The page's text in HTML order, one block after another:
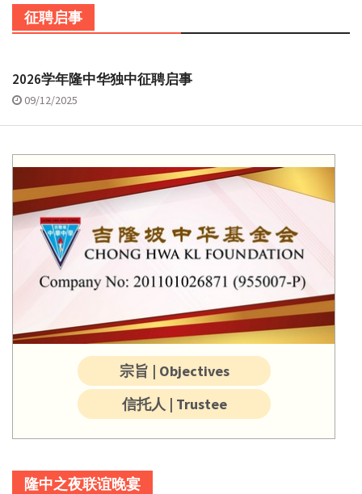
征聘启事
2026学年隆中华独中征聘启事
09/12/2025
宗旨 | Objectives
信托人 | Trustee
隆中之夜联谊晚宴